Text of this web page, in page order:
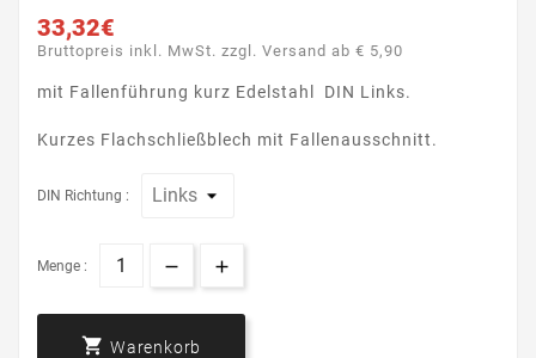
33,32€
Bruttopreis inkl. MwSt. zzgl. Versand ab € 5,90
mit Fallenführung kurz Edelstahl DIN Links.
Kurzes Flachschließblech mit Fallenausschnitt.
DIN Richtung :
Menge :
 Warenkorb